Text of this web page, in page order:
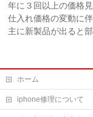
年に３回以上の価格
仕入れ価格の変動に
主に新製品が出ると
ホーム
iphone修理について